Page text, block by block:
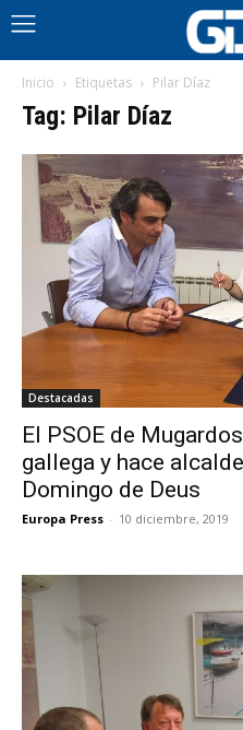
Inicio Etiquetas Pilar Díaz
Tag: Pilar Díaz
Destacadas
El PSOE de
gallega y hace
Domingo de Deus
Europa Press - 10 diciembre, 2019